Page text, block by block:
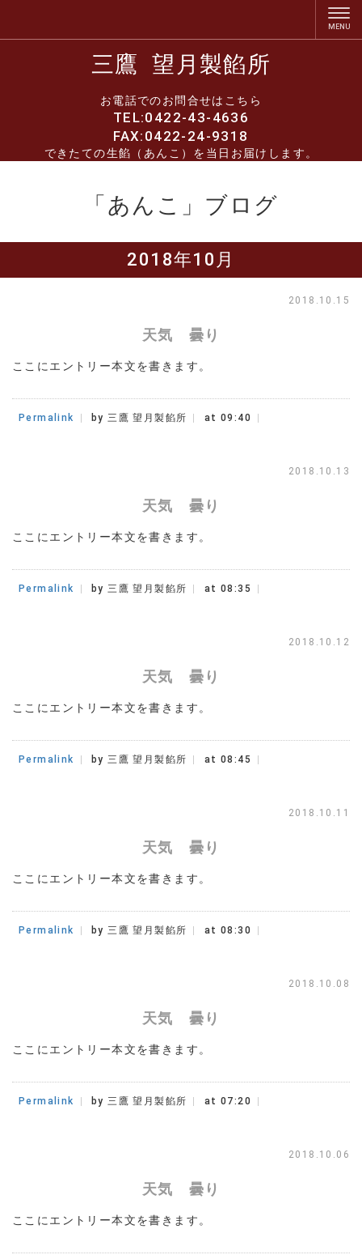
三鷹 望月製餡所
お電話でのお問合せはこちら
TEL:0422-43-4636
FAX:0422-24-9318
できたての生餡（あんこ）を当日お届けします。
「あんこ」ブログ
2018年10月
2018.10.15
天気 曇り
ここにエントリー本文を書きます。
Permalink by 三鷹 望月製餡所 at 09:40
2018.10.13
天気 曇り
ここにエントリー本文を書きます。
Permalink by 三鷹 望月製餡所 at 08:35
2018.10.12
天気 曇り
ここにエントリー本文を書きます。
Permalink by 三鷹 望月製餡所 at 08:45
2018.10.11
天気 曇り
ここにエントリー本文を書きます。
Permalink by 三鷹 望月製餡所 at 08:30
2018.10.08
天気 曇り
ここにエントリー本文を書きます。
Permalink by 三鷹 望月製餡所 at 07:20
2018.10.06
天気 曇り
ここにエントリー本文を書きます。